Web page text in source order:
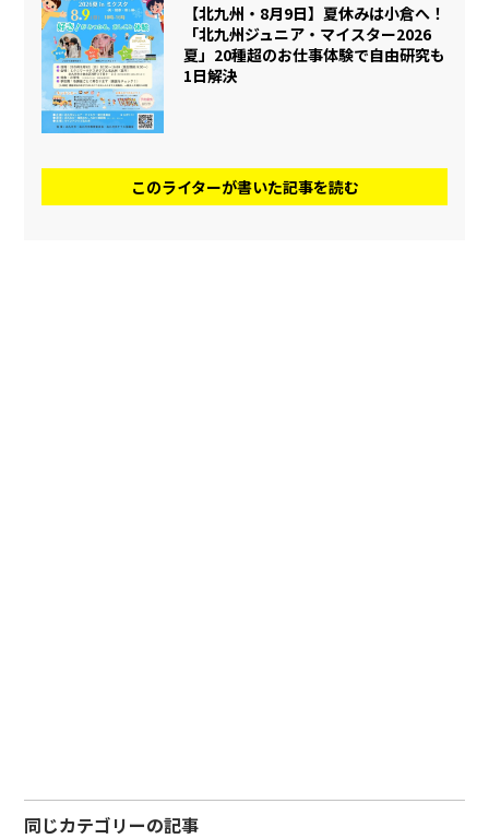
【北九州・8月9日】夏休みは小倉へ！
「北九州ジュニア・マイスター2026
夏」20種超のお仕事体験で自由研究も
1日解決
このライターが書いた記事を読む
同じカテゴリーの記事